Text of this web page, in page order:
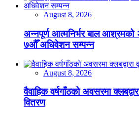
August 8, 2026
अन्नपूर्ण आत्मनिर्भर बाल
७औँ अधिवेशन सम्पन्न
August 8, 2026
वैवाहिक वर्षगाँठको अवसरमा
वितरण